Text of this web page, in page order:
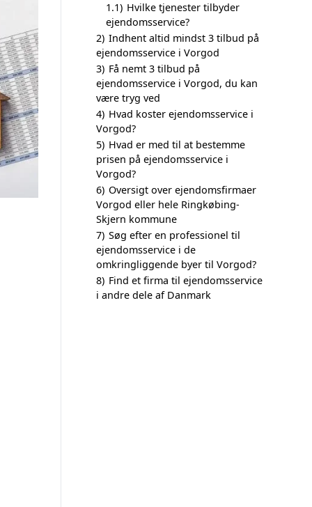
1.1) Hvilke tjenester tilbyder
ejendomsservice?
2) Indhent altid mindst 3 tilbud på
ejendomsservice i Vorgod
3) Få nemt 3 tilbud på
ejendomsservice i Vorgod, du kan
være tryg ved
4) Hvad koster ejendomsservice i
Vorgod?
5) Hvad er med til at bestemme
prisen på ejendomsservice i
Vorgod?
6) Oversigt over ejendomsfirmaer
Vorgod eller hele Ringkøbing-
Skjern kommune
7) Søg efter en professionel til
ejendomsservice i de
omkringliggende byer til Vorgod?
8) Find et firma til ejendomsservice
i andre dele af Danmark